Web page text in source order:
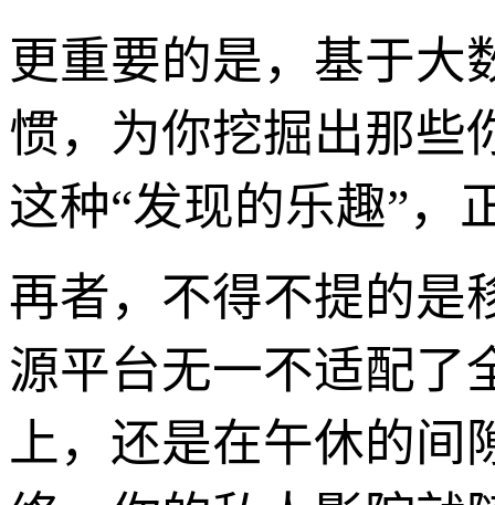
更重要的是，基于大
惯，为你挖掘出那些
这种“发现的乐趣”，
再者，不得不提的是
源平台无一不适配了
上，还是在午休的间